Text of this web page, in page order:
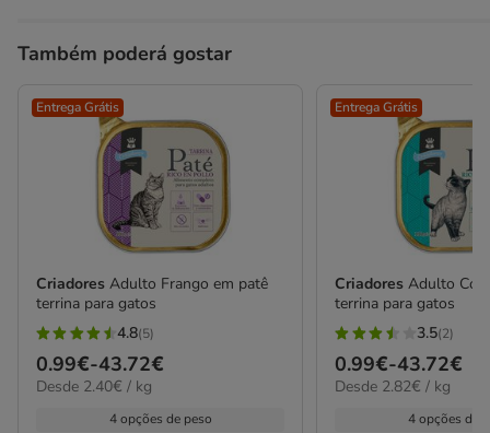
Também poderá gostar
Entrega Grátis
Criadores Adulto Frango em patê
terrina para gatos
4.8
estrelas
com
4.8(5)
Preço
de
0.99€-43.72€
2.40€
Desde 2.40€ / kg
4 opções de peso
Entrega Grátis
CriadoresAdulto
terrina para gatos
3.5
estrelas
com
3.5(2)
Preço
de
0.99€-43.72€
2.82€
Desde 2.82€ / kg
4 opções de